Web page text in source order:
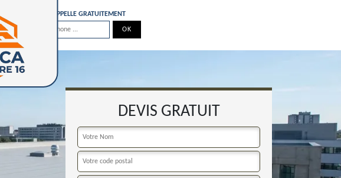
ON VOUS RAPPELLE GRATUITEMENT
DEVIS GRATUIT